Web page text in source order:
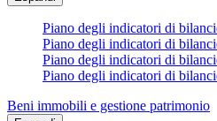
Piano degli indicatori di
Piano degli indicatori di
Piano degli indicatori di
Piano degli indicatori di
Beni immobili e gestione patrimonio